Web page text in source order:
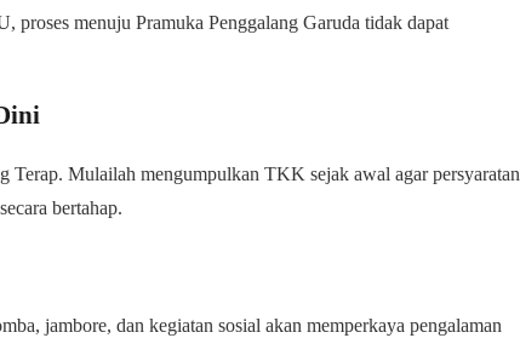
proses menuju Pramuka Penggalang Garuda tidak dapat
Terap. Mulailah mengumpulkan TKK sejak awal agar persyaratan
bertahap.
jambore, dan kegiatan sosial akan memperkaya pengalaman